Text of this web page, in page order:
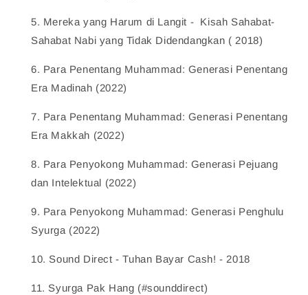
5. Mereka yang Harum di Langit -  Kisah Sahabat-
Sahabat Nabi yang Tidak Didendangkan ( 2018)
6. Para Penentang Muhammad: Generasi Penentang
Era Madinah (2022)
7. Para Penentang Muhammad: Generasi Penentang
Era Makkah (2022)
8. Para Penyokong Muhammad: Generasi Pejuang
dan Intelektual (2022)
9. Para Penyokong Muhammad: Generasi Penghulu
Syurga (2022)
10. Sound Direct - Tuhan Bayar Cash! - 2018
11. Syurga Pak Hang (#sounddirect)